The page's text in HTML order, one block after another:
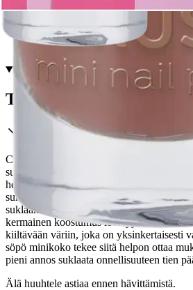
Tarkista
Tuotekuvaus
CHOCO CRUSH Mini Nail Polish 17
suklaahetken! Tämä täyteläinen
herkulliselta, ja kun se on kuivunut, se
suklaan tuoksun, joka muistuttaa
suklaakakusta! Täydellinen kaikille
kermainen koostumus levittyy vaivatta
kiiltävään väriin, joka on yksinkertaisesti
söpö minikoko tekee siitä helpon ottaa
pieni annos suklaata onnellisuuteen tien
Älä huuhtele astiaa ennen hävittämistä.